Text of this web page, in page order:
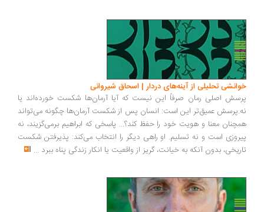
تحلیلی از آینه‌های دردار | اسحاق شیروانی
اصلی رمان صرفاً این نیست که آیا آرمان‌ها شکست خورده‌اند یا
عمیق‌تر این است: انسان پس از شکست آرمان‌ها چگونه می‌تواند
معنا و هویت خود را حفظ کند؟... پاسخی که ابراهیم برمی‌گزیند، نه
است و نه تسلیم. او راهی دیگر را انتخاب می‌کند: پذیرفتن شکست
بدون آنکه به خیانت، گریز از واقعیت یا انکار زندگی پناه ببرد...